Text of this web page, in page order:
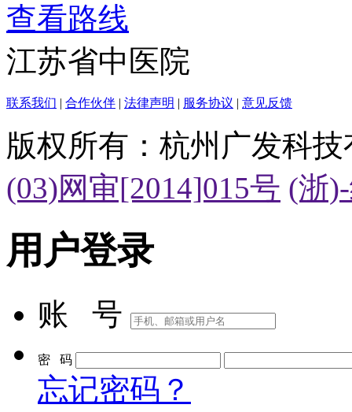
查看路线
江苏省中医院
联系我们 | 合作伙伴 | 法律声明 | 服务协议 | 意见反馈
版权所有：杭州广发科
(03)网审[2014]015号 (浙
用户登录
账 号
密 码
忘记密码？